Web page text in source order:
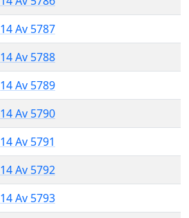
14 Av 5787
14 Av 5788
14 Av 5789
14 Av 5790
14 Av 5791
14 Av 5792
14 Av 5793